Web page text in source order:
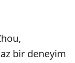
bir deneyim